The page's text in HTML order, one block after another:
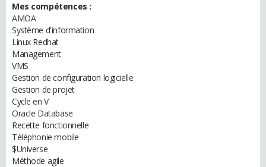
Mes compétences :
AMOA
Système d'information
Linux Redhat
Management
VMS
Gestion de configuration logicielle
Gestion de projet
Cycle en V
Oracle Database
Recette fonctionnelle
Téléphonie mobile
$Universe
Méthode agile